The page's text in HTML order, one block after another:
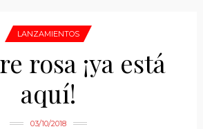
LANZAMIENTOS
rosa ¡ya está
aquí!
03/10/2018